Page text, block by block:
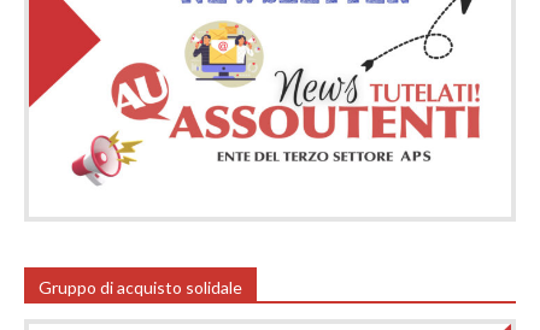
Gruppo di acquisto solidale